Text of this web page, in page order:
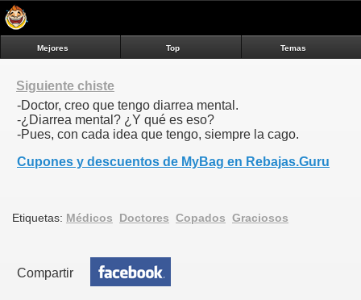
Mejores Top Temas
Siguiente chiste
-Doctor, creo que tengo diarrea mental.
-¿Diarrea mental? ¿Y qué es eso?
-Pues, con cada idea que tengo, siempre la cago.
Cupones y descuentos de MyBag en Rebajas.Guru
Etiquetas: Médicos Doctores Copados Graciosos
Compartir